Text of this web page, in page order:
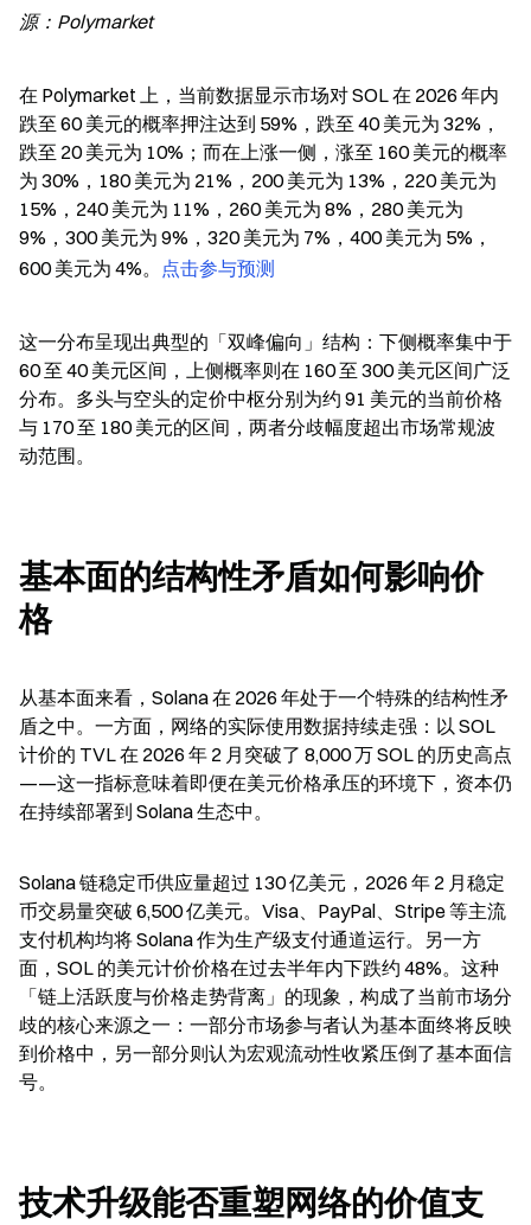
源：Polymarket
在 Polymarket 上，当前数据显示市场对 SOL 在 2026 年内
跌至 60 美元的概率押注达到 59%，跌至 40 美元为 32%，
跌至 20 美元为 10%；而在上涨一侧，涨至 160 美元的概率
为 30%，180 美元为 21%，200 美元为 13%，220 美元为
15%，240 美元为 11%，260 美元为 8%，280 美元为
9%，300 美元为 9%，320 美元为 7%，400 美元为 5%，
600 美元为 4%。 点击参与预测
这一分布呈现出典型的「双峰偏向」结构：下侧概率集中于
60 至 40 美元区间，上侧概率则在 160 至 300 美元区间广泛
分布。多头与空头的定价中枢分别为约 91 美元的当前价格
与 170 至 180 美元的区间，两者分歧幅度超出市场常规波
动范围。
基本面的结构性矛盾如何影响价
格
从基本面来看，Solana 在 2026 年处于一个特殊的结构性矛
盾之中。一方面，网络的实际使用数据持续走强：以 SOL
计价的 TVL 在 2026 年 2 月突破了 8,000 万 SOL 的历史高点
——这一指标意味着即便在美元价格承压的环境下，资本仍
在持续部署到 Solana 生态中。
Solana 链稳定币供应量超过 130 亿美元，2026 年 2 月稳定
币交易量突破 6,500 亿美元。Visa、PayPal、Stripe 等主流
支付机构均将 Solana 作为生产级支付通道运行。另一方
面，SOL 的美元计价价格在过去半年内下跌约 48%。这种
「链上活跃度与价格走势背离」的现象，构成了当前市场分
歧的核心来源之一：一部分市场参与者认为基本面终将反映
到价格中，另一部分则认为宏观流动性收紧压倒了基本面信
号。
技术升级能否重塑网络的价值支